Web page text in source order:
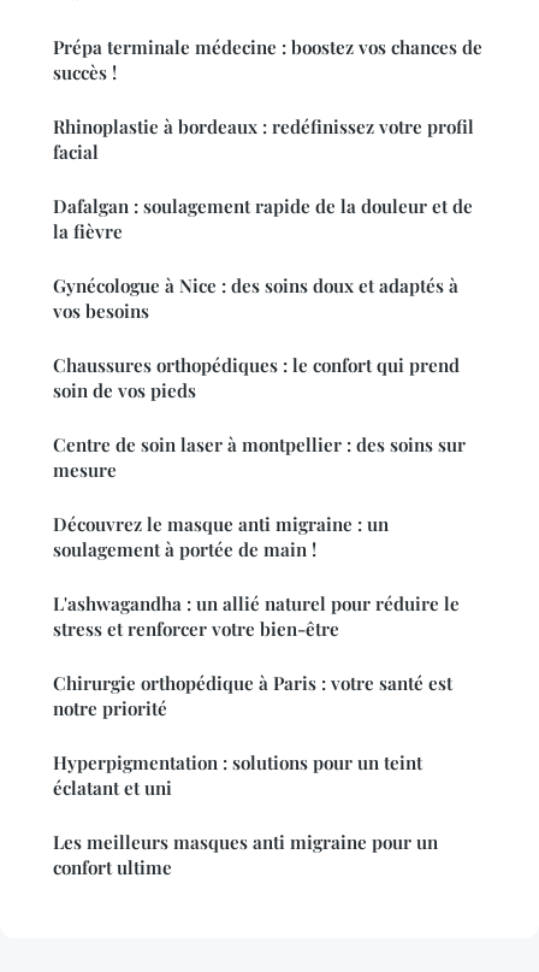
Prépa terminale médecine : boostez vos chances de
succès !
Rhinoplastie à bordeaux : redéfinissez votre profil
facial
Dafalgan : soulagement rapide de la douleur et de
la fièvre
Gynécologue à Nice : des soins doux et adaptés à
vos besoins
Chaussures orthopédiques : le confort qui prend
soin de vos pieds
Centre de soin laser à montpellier : des soins sur
mesure
Découvrez le masque anti migraine : un
soulagement à portée de main !
L'ashwagandha : un allié naturel pour réduire le
stress et renforcer votre bien-être
Chirurgie orthopédique à Paris : votre santé est
notre priorité
Hyperpigmentation : solutions pour un teint
éclatant et uni
Les meilleurs masques anti migraine pour un
confort ultime